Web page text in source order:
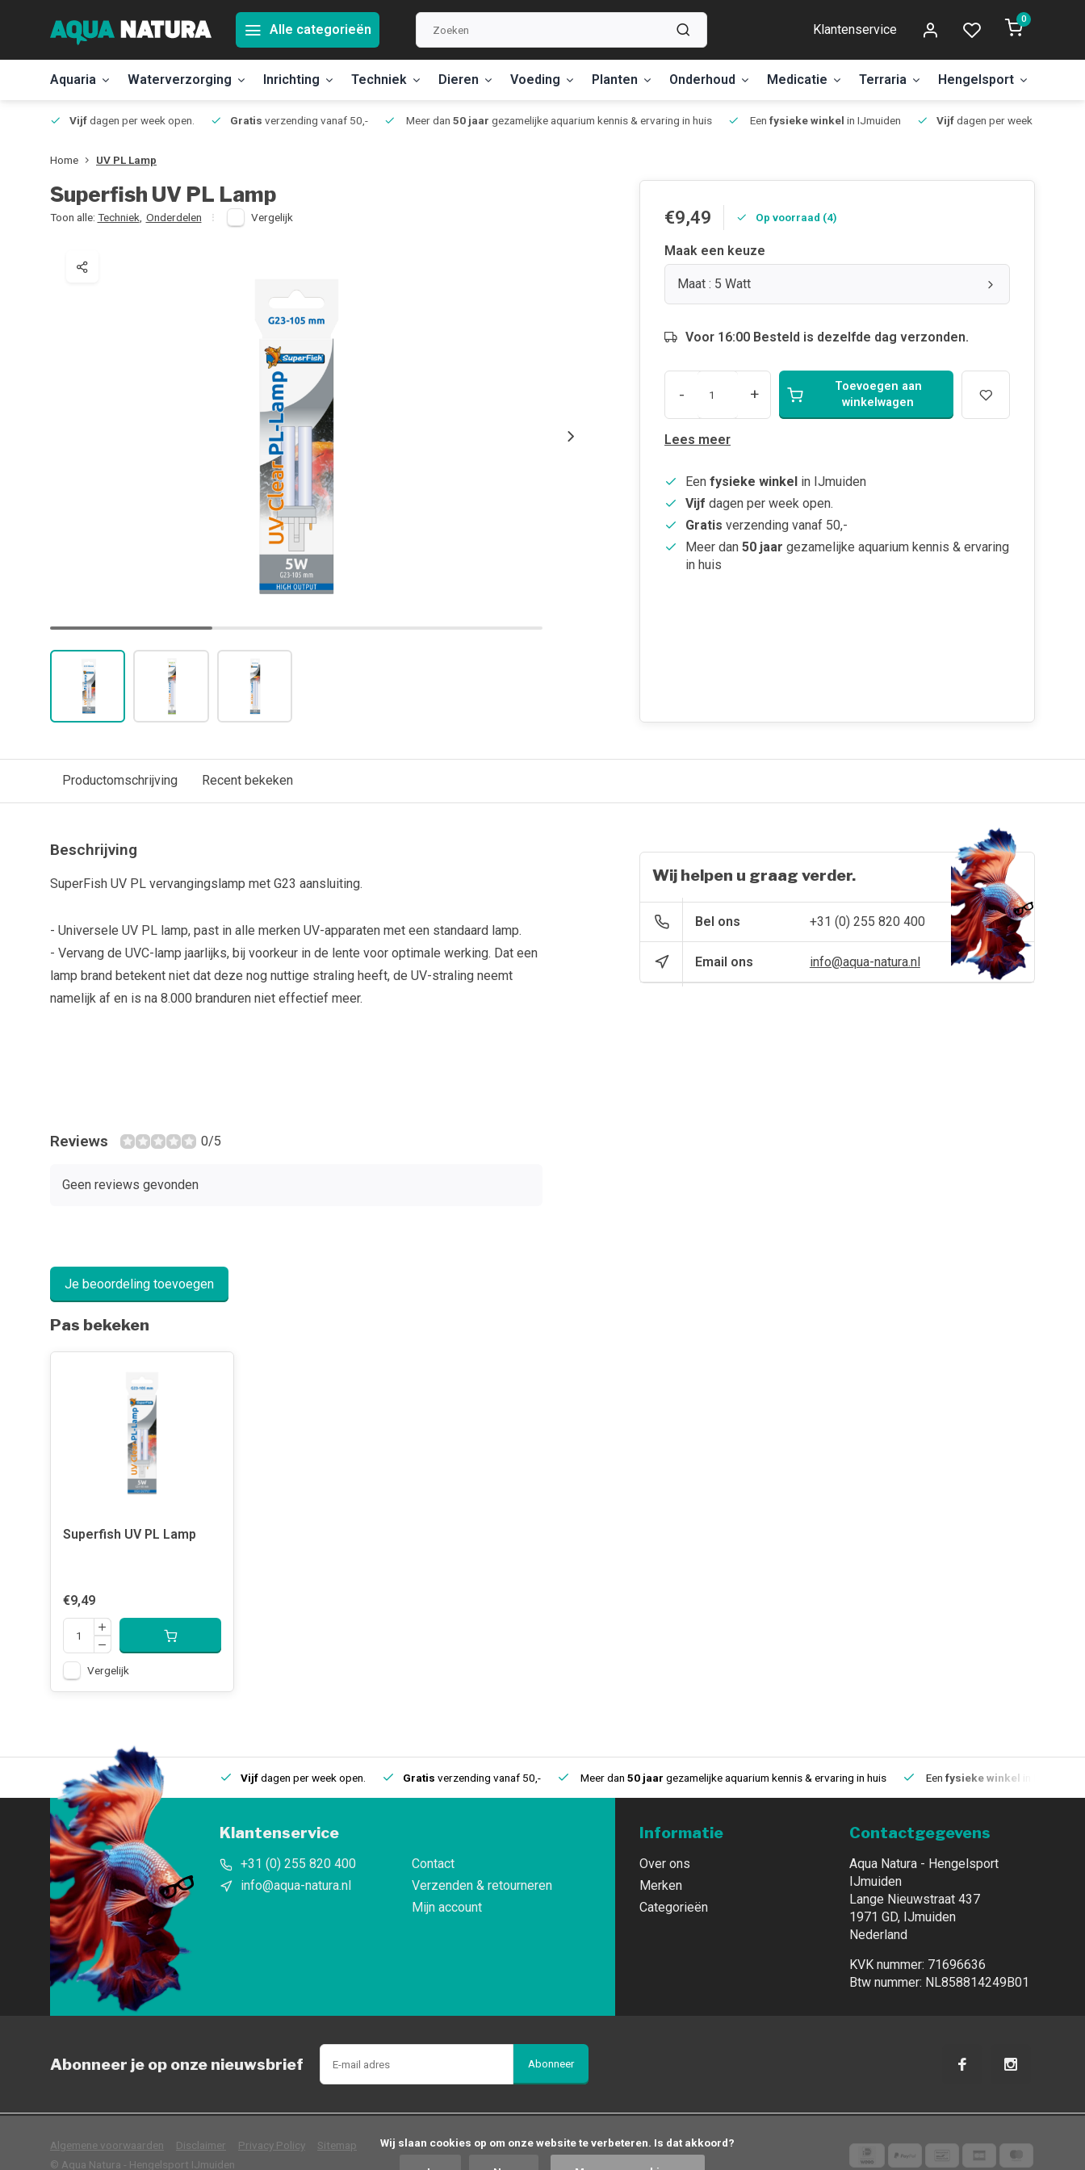
Alle categorieën Klantenservice
0
Aquaria Waterverzorging Inrichting Techniek Dieren Voeding Planten Onderhoud Medicatie Terraria Hengelsport
Vijfdagen per week open. Gratis verzending vanaf 50,- Meer dan 50 jaar gezamelijke aquarium kennis & ervaring in huis Een fysieke winkel in IJmuiden Vijfdagen per week open.
Home UV PL Lamp
Superfish UV PL Lamp
Toon alle: Techniek Onderdelen Vergelijk €9,49 Op voorraad (4)
Maak een keuze
Maat : 5 Watt
Voor 16:00 Besteld is dezelfde dag verzonden.
- +
Toevoegen aan
winkelwagen
Lees meer
Een fysieke winkel in IJmuiden
Vijf dagen per week open.
Gratis verzending vanaf 50,-
Meer dan 50 jaar gezamelijke aquarium kennis & ervaring
in huis
Productomschrijving Recent bekeken
Beschrijving
SuperFish UV PL vervangingslamp met G23 aansluiting.
- Universele UV PL lamp, past in alle merken UV-apparaten met een standaard lamp.
- Vervang de UVC-lamp jaarlijks, bij voorkeur in de lente voor optimale werking. Dat een
lamp brand betekent niet dat deze nog nuttige straling heeft, de UV-straling neemt
namelijk af en is na 8.000 branduren niet effectief meer.
Reviews 0/5
Geen reviews gevonden
Je beoordeling toevoegen
Wij helpen u graag verder.
Bel ons +31 (0) 255 820 400
Email ons info@aqua-natura.nl
Pas bekeken
Superfish UV PL Lamp
€9,49
Vergelijk
Eenfysieke winkelin IJmuiden Vijfdagen per week open. Gratis verzending vanaf 50,- Meer dan 50 jaar gezamelijke aquarium kennis & ervaring in huis Een fysieke winkel
Klantenservice
+31 (0) 255 820 400
info@aqua-natura.nl
Contact
Verzenden & retourneren
Mijn account
Informatie
Over ons
Merken
Categorieën
Contactgegevens
Aqua Natura - Hengelsport
IJmuiden
Lange Nieuwstraat 437
1971 GD, IJmuiden
Nederland
KVK nummer: 71696636
Btw nummer: NL858814249B01
Abonneer je op onze nieuwsbrief Abonneer
Algemene voorwaarden Disclaimer Privacy Policy
Sitemap
© Aqua Natura - Hengelsport IJmuiden
            Wij slaan cookies op om onze website te verbeteren. Is dat akkoord?